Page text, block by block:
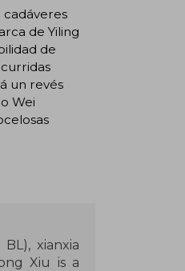
cadáveres
de Yiling
de
un revés
Wei
xianxia
Xiu is a